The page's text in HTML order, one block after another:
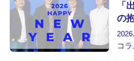
「
の
コラ